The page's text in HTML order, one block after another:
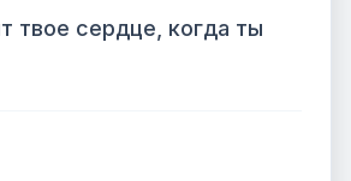
твое сердце, когда ты